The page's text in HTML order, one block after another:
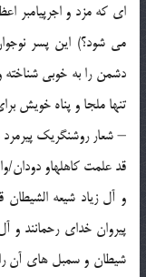
اي که مزد و اجرپيامبر
مي شود؟) اين پسر
دشمن را به خوبي شناخته
تنها ملجا و پناه خويش
– شعار روشنگريک
قد علمت کاهلهاو دودان/
و آل زياد شيعه
پيروان خداي رحمانند و
شيطان و سمبل هاي آن را